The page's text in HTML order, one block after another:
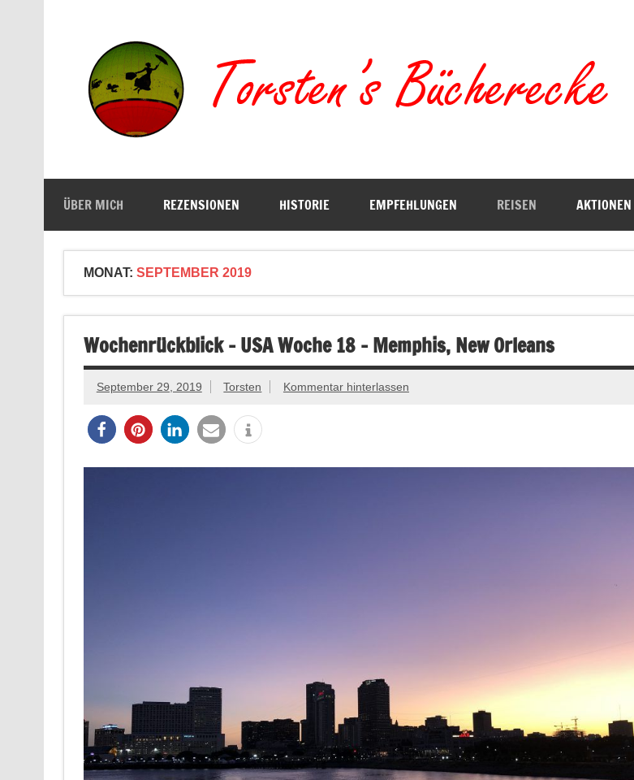
ÜBER MICH REZENSIONEN HISTORIE EMPFEHLUNGEN REISEN AKTIONEN
MONAT: SEPTEMBER 2019
Wochenrückblick – USA Woche 18 – Memphis, New Orleans
September 29, 2019 Torsten Kommentar hinterlassen